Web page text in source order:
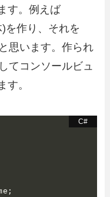
す。例えば
を作り、それを
思います。作られ
てコンソールビュ
す。
;